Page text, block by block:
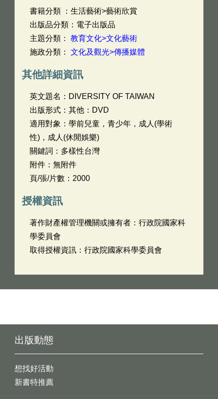
書籍分類 ：生活藝術>藝術欣賞
出版品分類：電子出版品
主題分類： 教育文化>文化藝術
施政分類： 文化及觀光>傳播媒體
其他詳細資訊
英文題名： DIVERSITY OF TAIWAN
出版形式：其他：DVD
適用對象：學前兒童，青少年，成人(學術
性)，成人(休閒娛樂)
關鍵詞：多樣性台灣
附件：無附件
頁/張/片數：2000
授權資訊
著作財產權管理機關或擁有者：行政院國家科
學委員會
取得授權資訊：行政院國家科學委員會
出版動態
想找好活動
新書特推薦